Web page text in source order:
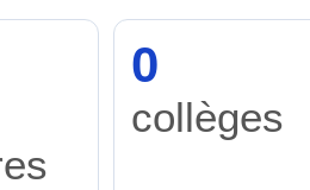
0
collèges